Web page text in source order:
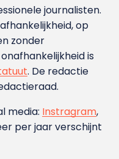
journalisten.
op
zonder
is
. De redactie
media: Instragram,
per jaar verschijnt